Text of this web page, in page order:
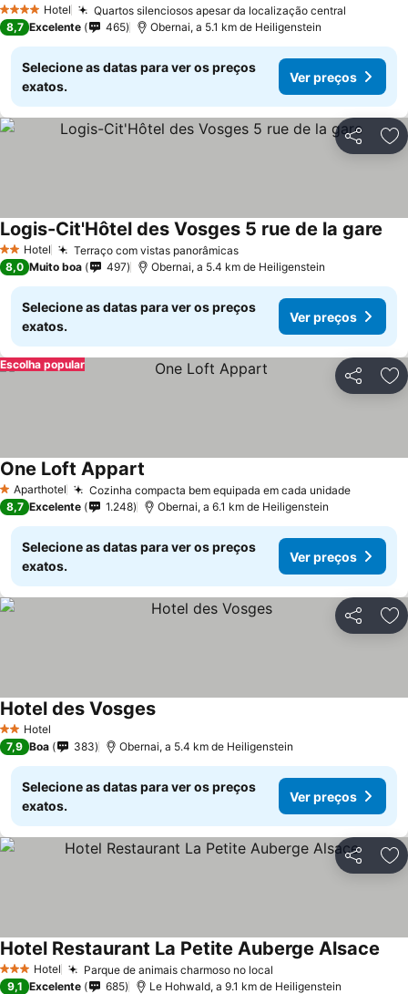
4 EstrelasHotel Quartos silenciosos apesar da localização central
8,7 Excelente 465 Obernai, a 5.1 km de Heiligenstein
Selecione as datas para ver os preços
exatos.
Ver preços
Partilhar
2 Estrelas
Hotel Terraço com vistas panorâmicas
Logis-Cit'Hôtel des Vosges 5 rue de la gare
8,0 Muito boa 497 Obernai, a 5.4 km de Heiligenstein
Selecione as datas para ver os preços
exatos.
Ver preços
Partilhar
Escolha popular
1 Estrelas
Aparthotel Cozinha compacta bem equipada em cada unidade
One Loft Appart
8,7 Excelente 1.248 Obernai, a 6.1 km de Heiligenstein
Selecione as datas para ver os preços
exatos.
Ver preços
Partilhar
2 Estrelas
Hotel
Hotel des Vosges
7,9 Boa 383 Obernai, a 5.4 km de Heiligenstein
Selecione as datas para ver os preços
exatos.
Ver preços
Partilhar
3 EstrelasHotel Parque de animais charmoso no local
Hotel Restaurant La Petite Auberge Alsace
9,1 Excelente 685 Le Hohwald, a 9.1 km de Heiligenstein